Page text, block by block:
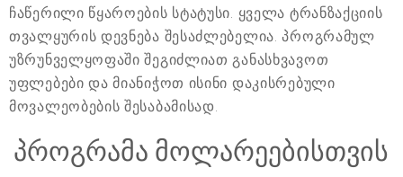
ჩაწერილი წყაროების სტატუსი. ყველა ტრანზაქციის
თვალყურის დევნება შესაძლებელია. პროგრამულ
უზრუნველყოფაში შეგიძლიათ განასხვავოთ
უფლებები და მიანიჭოთ ისინი დაკისრებული
მოვალეობების შესაბამისად.
პროგრამა მოლარეებისთვის